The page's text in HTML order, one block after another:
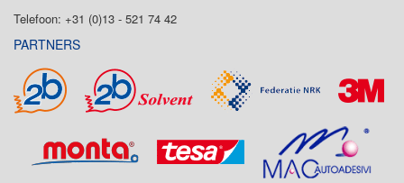
Telefoon: +31 (0)13 - 521 74 42
PARTNERS